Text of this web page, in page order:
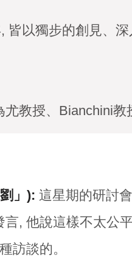
皆以獨步的創見、
尤教授、Bianchini教
」): 這星期的研討會
言, 他說這樣不太公
訪談的。